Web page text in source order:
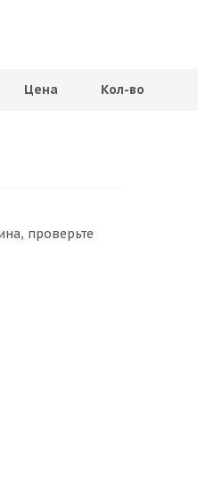
Цена Кол-во
проверьте